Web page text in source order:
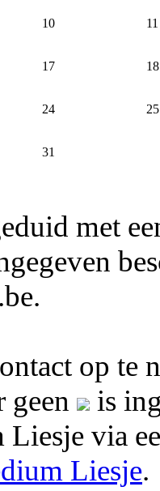
10 11
17 18
24 25
31
met
op te
geen
is
Liesje via
Liesje.